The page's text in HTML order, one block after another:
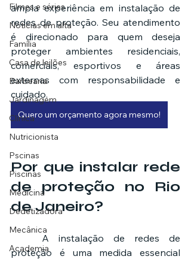
Filmes e séries
Noticias em alta
Família
Casa de leilões
Barbearia
Jardinagem
Clínica
Nutricionista
Pscinas
Piscinas
Medicina
Dedetizadora
Mecânica
Academia
ampla experiência em instalação de
redes de proteção. Seu atendimento
é direcionado para quem deseja
proteger ambientes residenciais,
comerciais, esportivos e áreas
externas com responsabilidade e
cuidado.
Quero um orçamento agora mesmo!
Por que instalar rede
de proteção no Rio
de Janeiro?
proteção é uma medida essencial